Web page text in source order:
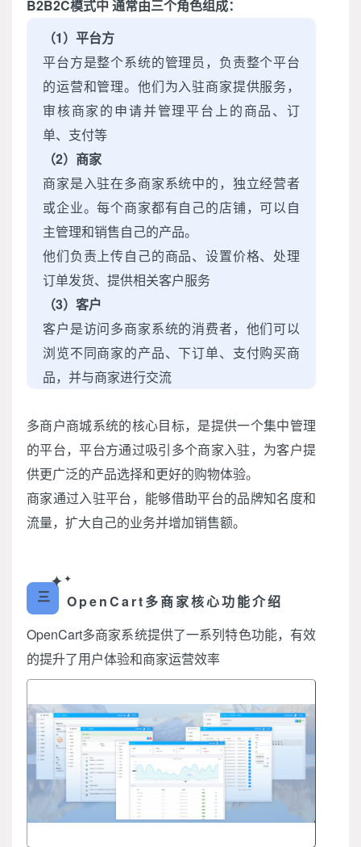
B2B2C模式中 通常由三个角色组成：
（1）平台方
平台方是整个系统的管理员，负责整个平台
的运营和管理。他们为入驻商家提供服务，
审核商家的申请并管理平台上的商品、订
单、支付等
（2）商家
商家是入驻在多商家系统中的，独立经营者
或企业。每个商家都有自己的店铺，可以自
主管理和销售自己的产品。
他们负责上传自己的商品、设置价格、处理
订单发货、提供相关客户服务
（3）客户
客户是访问多商家系统的消费者，他们可以
浏览不同商家的产品、下订单、支付购买商
品，并与商家进行交流
多商户商城系统的核心目标，是提供一个集中管理
的平台，平台方通过吸引多个商家入驻，为客户提
供更广泛的产品选择和更好的购物体验。
商家通过入驻平台，能够借助平台的品牌知名度和
流量，扩大自己的业务并增加销售额。
✦✦
三
OpenCart多商家核心功能介绍
OpenCart多商家系统提供了一系列特色功能，有效
的提升了用户体验和商家运营效率